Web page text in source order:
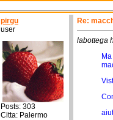
pirgu
user
Posts: 303
Citta: Palermo
Re:
labottega